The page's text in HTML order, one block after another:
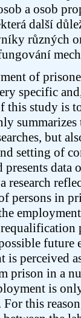
a osob
další
různých
of
specific
this study is
but
setting of
presents
research
persons in
future
is perceived
prison in a
is
this